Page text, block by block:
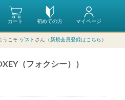
初めての方
カート マイページ
うこそ ゲスト さん（新規会員登録はこちら ）
（フォクシー））